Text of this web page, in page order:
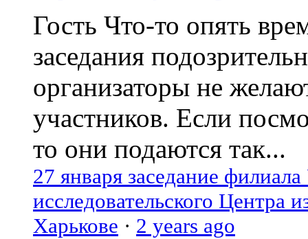
Гость Что-то опять
заседания
организаторы не
участников. Если
то они подаются так...
27 января заседание
исследовательского Центра
Харькове · 2 years ago